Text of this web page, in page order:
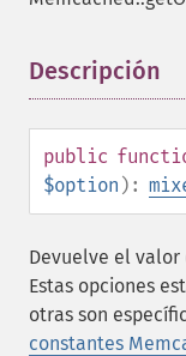
Descripción
public
$option ):
Devuelve el
Estas opciones
otras son
constantes